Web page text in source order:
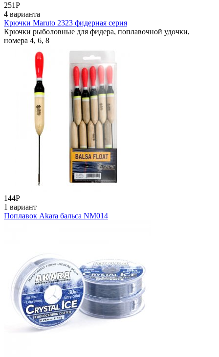
251Р
4 варианта
Крючки Maruto 2323 фидерная серия
Крючки рыболовные для фидера, поплавочной удочки,
номера 4, 6, 8
144Р
1 вариант
Поплавок Akara бальса NM014